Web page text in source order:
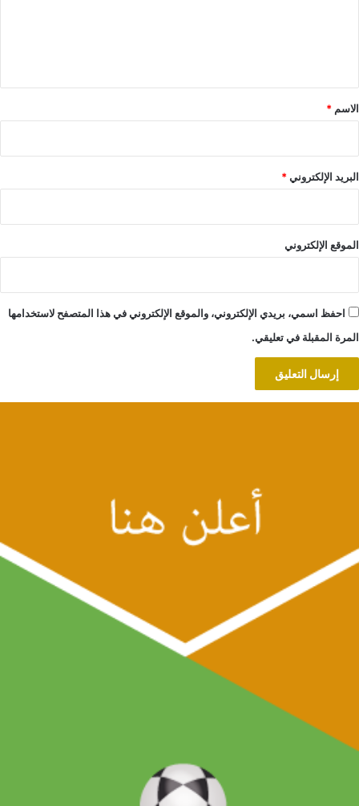
*
الاسم *
البريد الإلكتروني*
الموقع الإلكتروني
احفظ اسمي، بريدي الإلكتروني، والموقع الإلكتروني في هذا المتصفح لاستخدامها
المرة المقبلة في تعليقي.